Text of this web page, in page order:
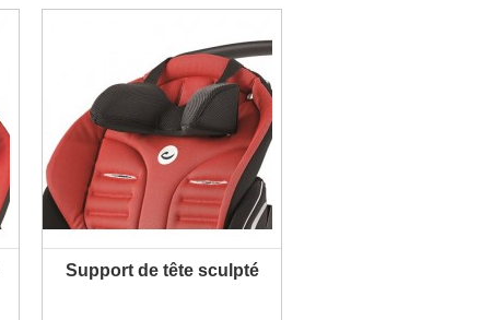
Support de tête sculpté
PLUS D'INFORMATION